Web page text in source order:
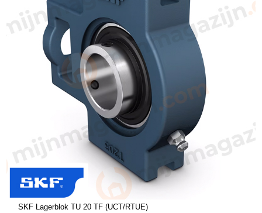
SKF Lagerblok TU 20 TF (UCT/RTUE)